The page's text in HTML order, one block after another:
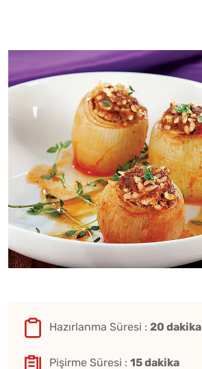
Hazırlanma Süresi : 20 dakika
Pişirme Süresi : 15 dakika